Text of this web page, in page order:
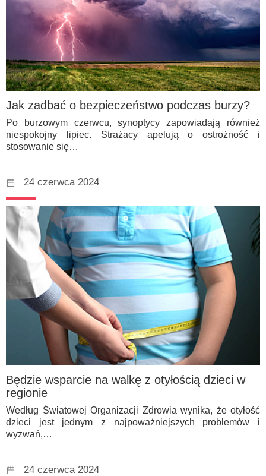
Jak zadbać o bezpieczeństwo podczas burzy?
Po burzowym czerwcu, synoptycy zapowiadają również
niespokojny lipiec. Strażacy apelują o ostrożność i
stosowanie się…
24 czerwca 2024
Będzie wsparcie na walkę z otyłością dzieci w
regionie
Według Światowej Organizacji Zdrowia wynika, że otyłość
dzieci jest jednym z najpoważniejszych problemów i
wyzwań,…
24 czerwca 2024